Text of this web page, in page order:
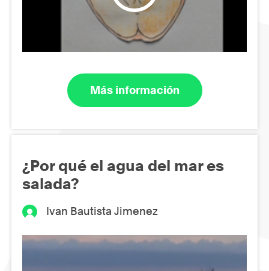
Más información
¿Por qué el agua del mar es
salada?
Ivan Bautista Jimenez